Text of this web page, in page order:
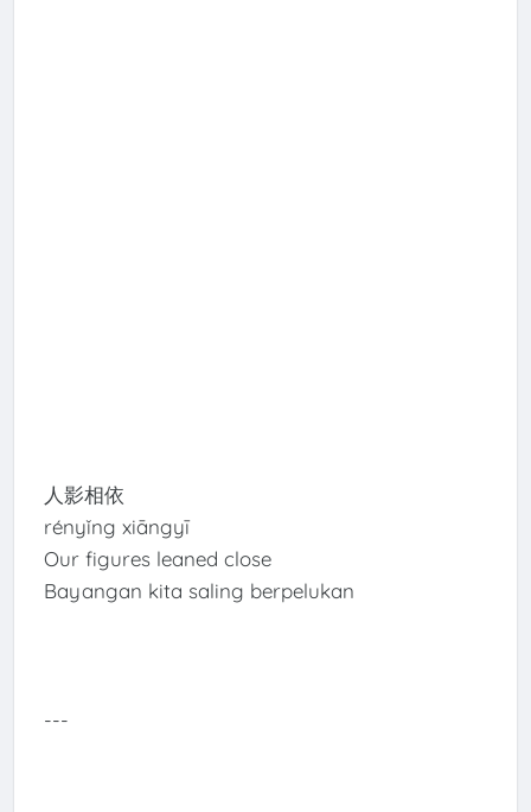
人影相依
rényǐng xiāngyī
Our figures leaned close
Bayangan kita saling berpelukan
---